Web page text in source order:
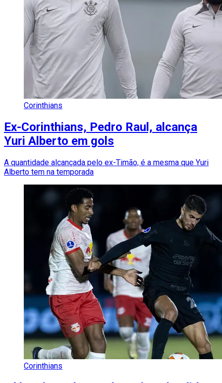
Corinthians
Ex-Corinthians, Pedro Raul, alcança
Yuri Alberto em gols
A quantidade alcançada pelo ex-Timão, é a mesma que Yuri
Alberto tem na temporada
Corinthians